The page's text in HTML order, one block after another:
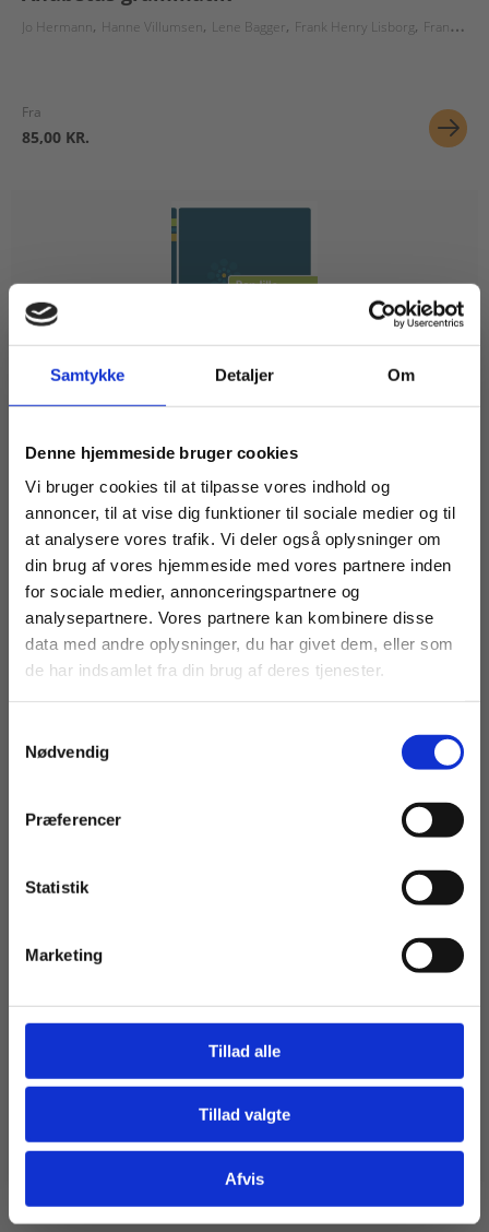
Samtykke Detaljer Om
Denne hjemmeside bruger cookies
Vi bruger cookies til at tilpasse vores indhold og
annoncer, til at vise dig funktioner til sociale medier og til
at analysere vores trafik. Vi deler også oplysninger om
din brug af vores hjemmeside med vores partnere inden
for sociale medier, annonceringspartnere og
analysepartnere. Vores partnere kan kombinere disse
data med andre oplysninger, du har givet dem, eller som
de har indsamlet fra din brug af deres tjenester.
Nødvendig
Præferencer
Statistik
Marketing
Tillad alle
Tillad valgte
Afvis
Jo Hermann Hanne Villumsen Lene Bagger Frank Henry Lisborg Frank Lisborg
Fra
85,00 KR.
Den lille eksamensbog
Hanne Villumsen Lene Bagger
155,00 KR.
85,00 KR.
Læs Mere
Køb læremidler og find masterclasses mm.
Fortsæt som:
For privatkunder og
studerende. Du får
vist priser inkl.
For institutioner og
virksomheder. Du
får vist priser ekskl.
Gå til praxisOnline